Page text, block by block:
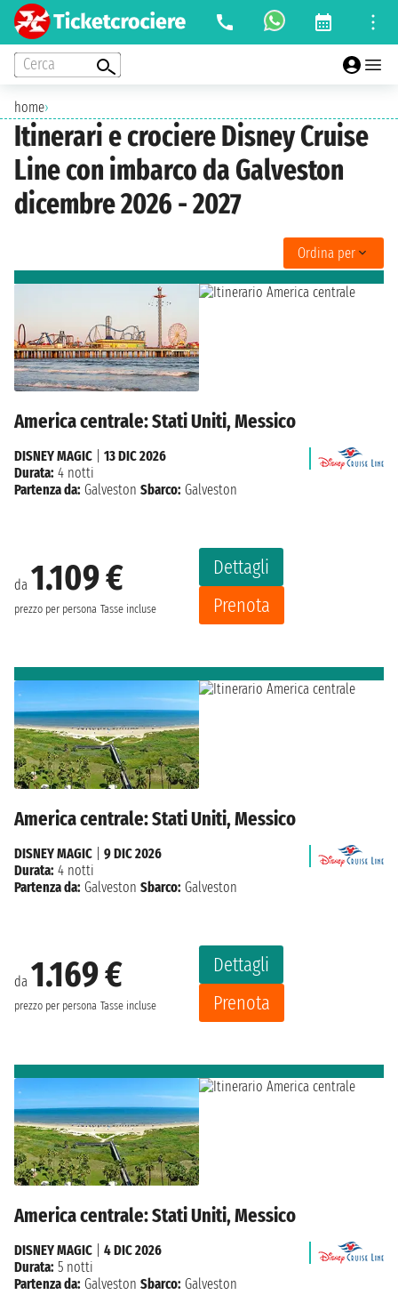
Cerca
home›
Itinerari e crociere Disney Cruise
Line con imbarco da Galveston
dicembre 2026 - 2027
Ordina per
America centrale: Stati Uniti, Messico
da 1.109 €
prezzo per persona Tasse incluse
Dettagli
Prenota
DISNEY MAGIC
13 DIC 2026
Durata: 4 notti
Partenza da: Galveston Sbarco: Galveston
America centrale: Stati Uniti, Messico
da 1.169 €
prezzo per persona Tasse incluse
Dettagli
Prenota
DISNEY MAGIC
9 DIC 2026
Durata: 4 notti
Partenza da: Galveston Sbarco: Galveston
America centrale: Stati Uniti, Messico
DISNEY MAGIC
4 DIC 2026
Durata: 5 notti
Partenza da: Galveston Sbarco: Galveston